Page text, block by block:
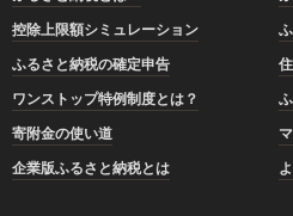
控除上限額シミュレーション
ふるさと納税の確定申告
ワンストップ特例制度とは？
寄附金の使い道
企業版ふるさと納税とは